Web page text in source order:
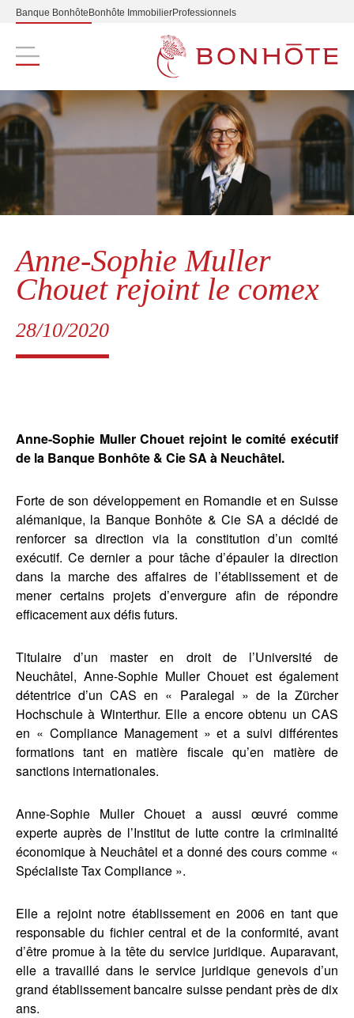
Banque Bonhôte Bonhôte ImmobilierProfessionnels
Navigation principale
Anne-Sophie Muller
Chouet rejoint le comex
28/10/2020
Anne-Sophie Muller Chouet rejoint le comité exécutif
de la Banque Bonhôte & Cie SA à Neuchâtel.
Forte de son développement en Romandie et en Suisse
alémanique, la Banque Bonhôte & Cie SA a décidé de
renforcer sa direction via la constitution d’un comité
exécutif. Ce dernier a pour tâche d’épauler la direction
dans la marche des affaires de l’établissement et de
mener certains projets d’envergure afin de répondre
efficacement aux défis futurs.
Titulaire d’un master en droit de l’Université de
Neuchâtel, Anne-Sophie Muller Chouet est également
détentrice d’un CAS en « Paralegal » de la Zürcher
Hochschule à Winterthur. Elle a encore obtenu un CAS
en « Compliance Management » et a suivi différentes
formations tant en matière fiscale qu’en matière de
sanctions internationales.
Anne-Sophie Muller Chouet a aussi œuvré comme
experte auprès de l’Institut de lutte contre la criminalité
économique à Neuchâtel et a donné des cours comme «
Spécialiste Tax Compliance ».
Elle a rejoint notre établissement en 2006 en tant que
responsable du fichier central et de la conformité, avant
d’être promue à la tête du service juridique. Auparavant,
elle a travaillé dans le service juridique genevois d’un
grand établissement bancaire suisse pendant près de dix
ans.